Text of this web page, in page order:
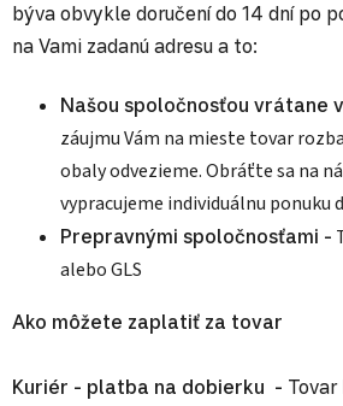
býva obvykle doručení do 14 dní po
na Vami zadanú adresu a to:
Našou spoločnosťou vrátane
záujmu Vám na mieste tovar
obaly odvezieme. Obráťte sa na
vypracujeme individuálnu ponuku
Prepravnými spoločnosťami -
alebo GLS
Ako môžete zaplatiť za tovar
Kuriér - platba na dobierku -